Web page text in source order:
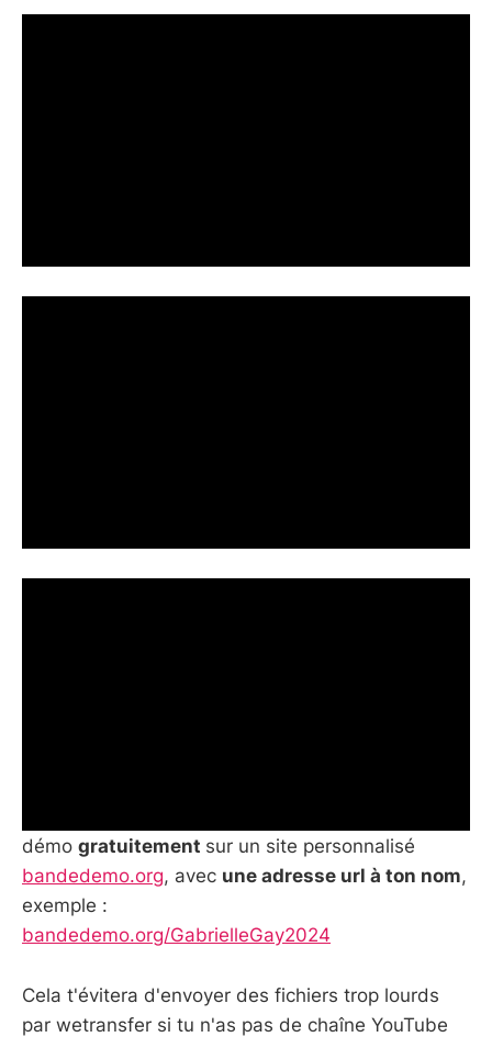
démo gratuitement sur un site personnalisé
bandedemo.org, avec une adresse url à ton nom,
exemple :
bandedemo.org/GabrielleGay2024
Cela t'évitera d'envoyer des fichiers trop lourds
par wetransfer si tu n'as pas de chaîne YouTube